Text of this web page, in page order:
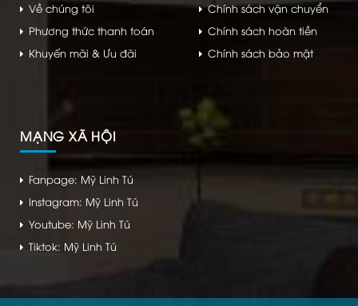
Về chúng tôi
Phương thức thanh toán
Khuyến mãi & Ưu đãi
Chính sách vận chuyển
Chính sách hoàn tiền
Chính sách bảo mật
MẠNG XÃ HỘI
Fanpage: Mỹ Linh Tú
Instagram: Mỹ Linh Tú
Youtube: Mỹ Linh Tú
Tiktok: Mỹ Linh Tú